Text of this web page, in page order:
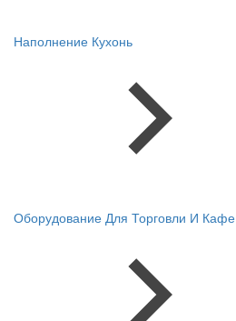
Наполнение Кухонь
Оборудование Для Торговли И Кафе